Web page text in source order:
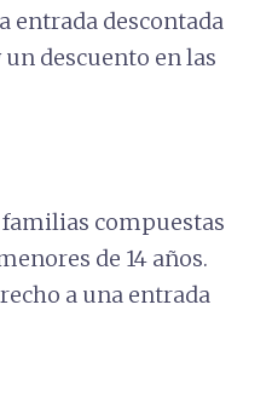
entrada descontada
descuento en las
familias compuestas
de 14 años.
a una entrada